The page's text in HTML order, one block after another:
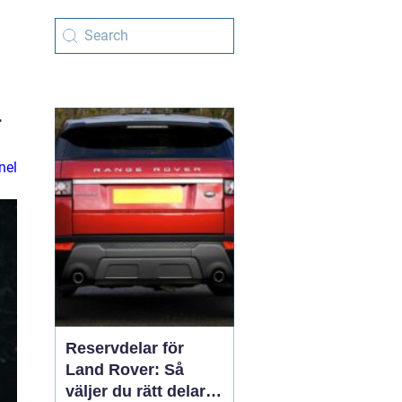
Reservdelar för
Land Rover: Så
väljer du rätt delar